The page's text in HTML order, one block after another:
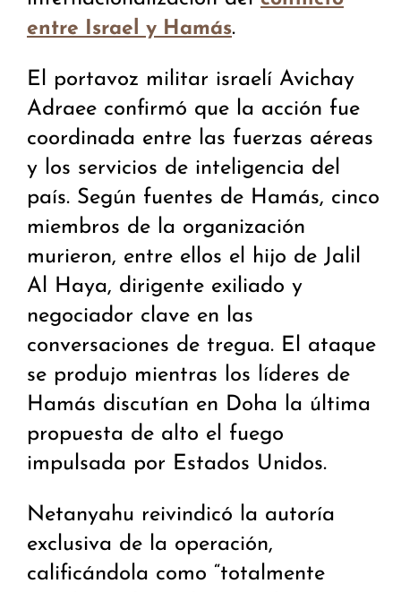
entre Israel y Hamás.
El portavoz militar israelí Avichay
Adraee confirmó que la acción fue
coordinada entre las fuerzas aéreas
y los servicios de inteligencia del
país. Según fuentes de Hamás, cinco
miembros de la organización
murieron, entre ellos el hijo de Jalil
Al Haya, dirigente exiliado y
negociador clave en las
conversaciones de tregua. El ataque
se produjo mientras los líderes de
Hamás discutían en Doha la última
propuesta de alto el fuego
impulsada por Estados Unidos.
Netanyahu reivindicó la autoría
exclusiva de la operación,
calificándola como “totalmente